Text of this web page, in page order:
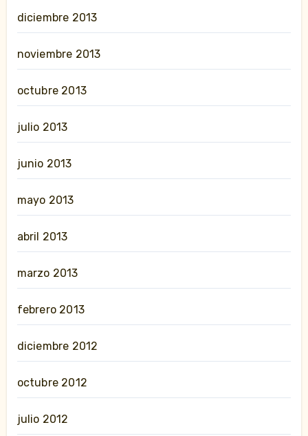
diciembre 2013
noviembre 2013
octubre 2013
julio 2013
junio 2013
mayo 2013
abril 2013
marzo 2013
febrero 2013
diciembre 2012
octubre 2012
julio 2012